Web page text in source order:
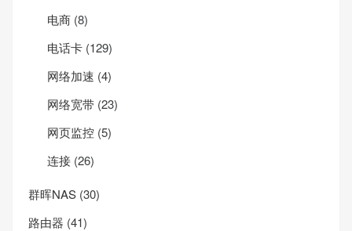
电商 (8)
电话卡 (129)
网络加速 (4)
网络宽带 (23)
网页监控 (5)
连接 (26)
群晖NAS (30)
路由器 (41)